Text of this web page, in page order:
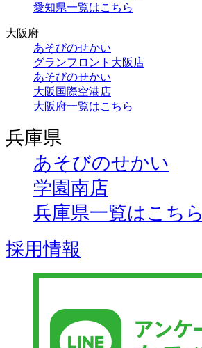
愛知県一覧はこちら
大阪府
あそびのせかい
グランフロント大阪店
あそびのせかい
大阪国際空港店
大阪府一覧はこちら
兵庫県
あそびのせかい
学園南店
兵庫県一覧はこちら
採用情報